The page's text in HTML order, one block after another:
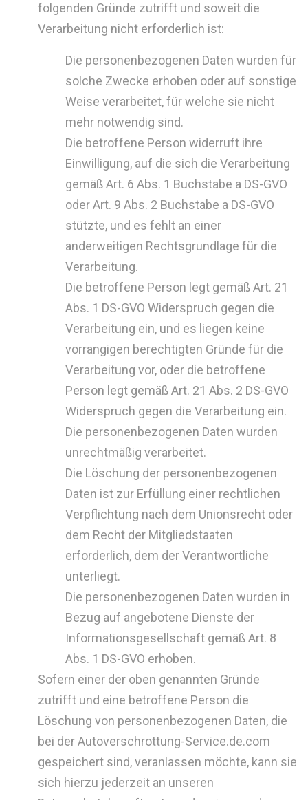
folgenden Gründe zutrifft und soweit die
Verarbeitung nicht erforderlich ist:
Die personenbezogenen Daten wurden für
solche Zwecke erhoben oder auf sonstige
Weise verarbeitet, für welche sie nicht
mehr notwendig sind.
Die betroffene Person widerruft ihre
Einwilligung, auf die sich die Verarbeitung
gemäß Art. 6 Abs. 1 Buchstabe a DS-GVO
oder Art. 9 Abs. 2 Buchstabe a DS-GVO
stützte, und es fehlt an einer
anderweitigen Rechtsgrundlage für die
Verarbeitung.
Die betroffene Person legt gemäß Art. 21
Abs. 1 DS-GVO Widerspruch gegen die
Verarbeitung ein, und es liegen keine
vorrangigen berechtigten Gründe für die
Verarbeitung vor, oder die betroffene
Person legt gemäß Art. 21 Abs. 2 DS-GVO
Widerspruch gegen die Verarbeitung ein.
Die personenbezogenen Daten wurden
unrechtmäßig verarbeitet.
Die Löschung der personenbezogenen
Daten ist zur Erfüllung einer rechtlichen
Verpflichtung nach dem Unionsrecht oder
dem Recht der Mitgliedstaaten
erforderlich, dem der Verantwortliche
unterliegt.
Die personenbezogenen Daten wurden in
Bezug auf angebotene Dienste der
Informationsgesellschaft gemäß Art. 8
Abs. 1 DS-GVO erhoben.
Sofern einer der oben genannten Gründe
zutrifft und eine betroffene Person die
Löschung von personenbezogenen Daten, die
bei der Autoverschrottung-Service.de.com
gespeichert sind, veranlassen möchte, kann sie
sich hierzu jederzeit an unseren